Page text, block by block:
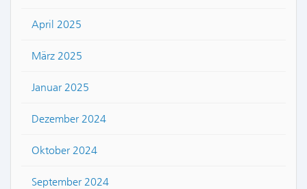
April 2025
März 2025
Januar 2025
Dezember 2024
Oktober 2024
September 2024